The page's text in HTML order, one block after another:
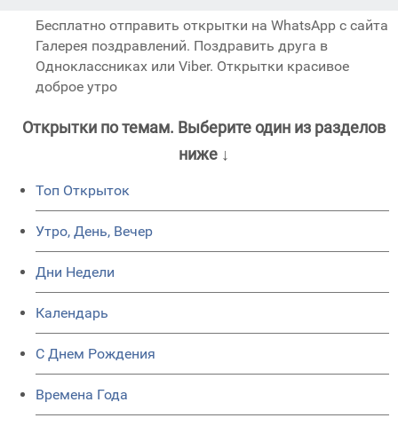
Бесплатно отправить открытки на WhatsApp с сайта
Галерея поздравлений. Поздравить друга в
Одноклассниках или Viber. Открытки красивое
доброе утро
Открытки по темам. Выберите один из разделов
ниже ↓
Топ Открыток
Утро, День, Вечер
Дни Недели
Календарь
C Днем Рождения
Времена Года